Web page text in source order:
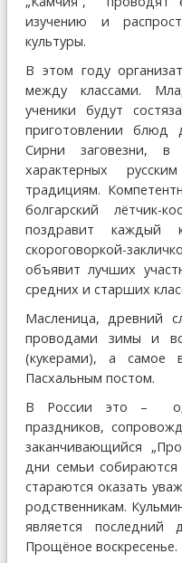
изучению и
культуры.
В этом году
между классами.
ученики будут
приготовлении блюд
Сирни заговезни, в
характерных
традициям.
болгарский лётчик-
поздравит каждый
скороговоркой-
объявит лучших
средних и старших
Масленица, древний
проводами зимы и
(кукерами), а самое
Пасхальным постом.
В России это –
праздников,
заканчивающийся
дни семьи
стараются оказать
родственникам.
является последний
Прощёное